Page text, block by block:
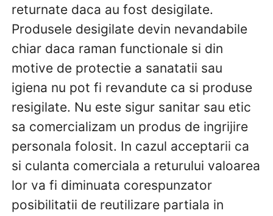
returnate daca au fost desigilate.
Produsele desigilate devin nevandabile
chiar daca raman functionale si din
motive de protectie a sanatatii sau
igiena nu pot fi revandute ca si produse
resigilate. Nu este sigur sanitar sau etic
sa comercializam un produs de ingrijire
personala folosit. In cazul acceptarii ca
si culanta comerciala a returului valoarea
lor va fi diminuata corespunzator
posibilitatii de reutilizare partiala in